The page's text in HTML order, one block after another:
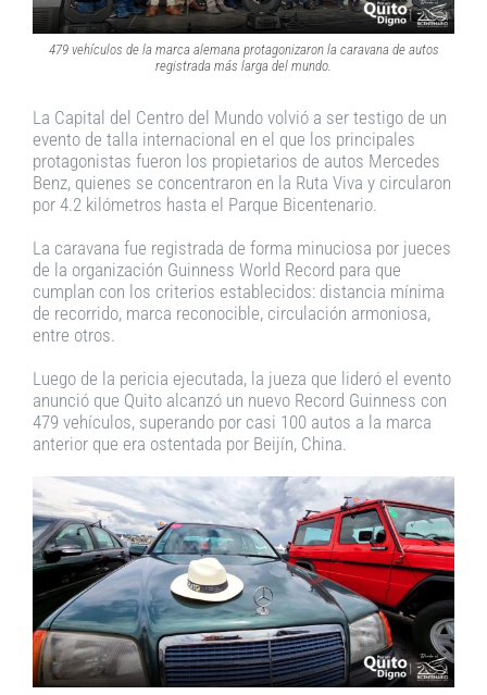
479 vehículos de la marca alemana protagonizaron la caravana de autos
registrada más larga del mundo
La Capital del Centro del Mundo volvió a ser testigo de un
evento de talla internacional en el que los principales
protagonistas fueron los propietarios de autos Mercedes
Benz, quienes se concentraron en la Ruta Viva y circularon
por 4.2 kilómetros hasta el Parque Bicentenario.
La caravana fue registrada de forma minuciosa por jueces
de la organización Guinness World Record para que
cumplan con los criterios establecidos: distancia mínima
de recorrido, marca reconocible, circulación armoniosa,
entre otros.
Luego de la pericia ejecutada, la jueza que lideró el evento
anunció que Quito alcanzó un nuevo Record Guinness con
479 vehículos, superando por casi 100 autos a la marca
anterior que era ostentada por Beijín, China.